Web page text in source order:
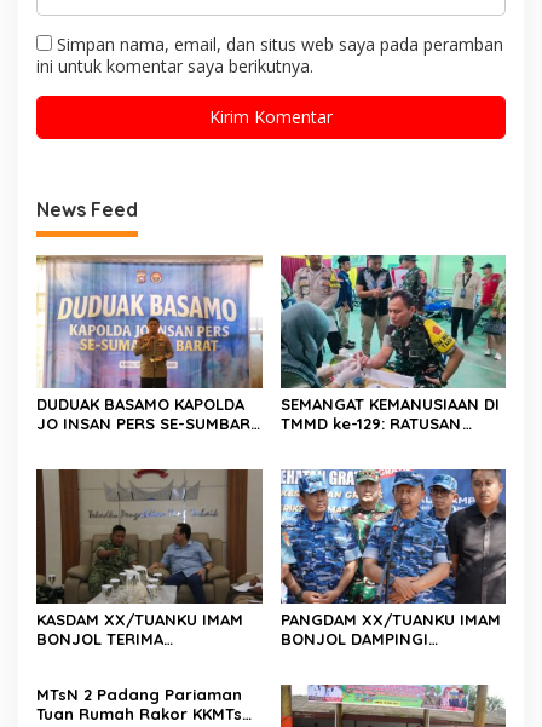
Simpan nama, email, dan situs web saya pada peramban
ini untuk komentar saya berikutnya.
News Feed
DUDUAK BASAMO KAPOLDA
JO INSAN PERS SE-SUMBAR,
Polri dan Media Demi
Kepentingan Masyarakat
SEMANGAT KEMANUSIAAN DI
TMMD ke-129: RATUSAN
KASDAM XX/TUANKU IMAM
BONJOL TERIMA
GUSMAN, S.E., M.B.A., DI
MAKODAM
PANGDAM XX/TUANKU IMAM
BONJOL DAMPINGI
SJAHRIR
MTsN 2 Padang Pariaman
Tuan Rumah Rakor KKMTs